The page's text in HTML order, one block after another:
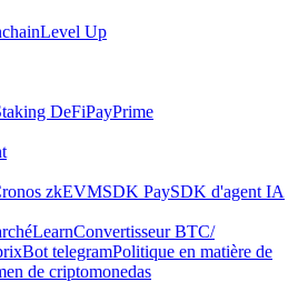
Level Up
DeFiPayPrime
zkEVMSDK PaySDK d'agent IA
LearnConvertisseur BTC/
Bot telegramPolitique en matière de
de criptomonedas